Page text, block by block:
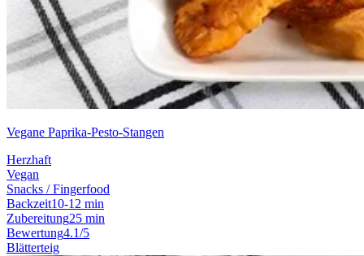
Vegane Paprika-Pesto-Stangen
Herzhaft
Vegan
Snacks / Fingerfood
Backzeit10-12 min
Zubereitung25 min
Bewertung4.1/5
Blätterteig